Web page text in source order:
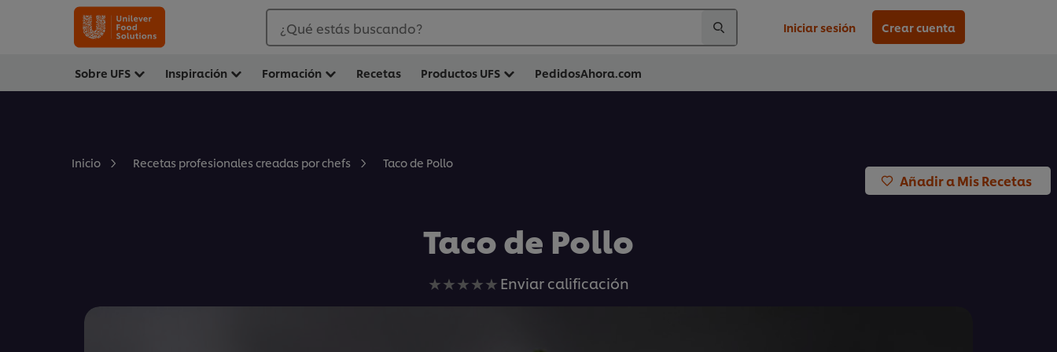
¿Qué estás buscando? Iniciar sesión Crear cuenta
Sobre UFS Inspiración Formación Recetas Productos UFS PedidosAhora.com
Inicio Recetas profesionales creadas por chefs Taco de Pollo
Añadir a Mis Recetas
Taco de Pollo
No
Enviar calificación